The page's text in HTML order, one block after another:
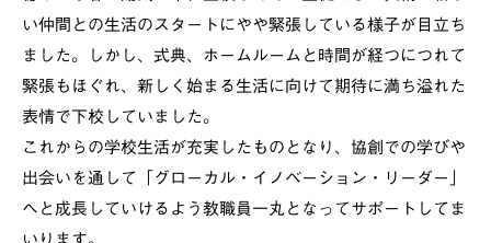
い仲間との生活のスタートにやや緊張している様子が目立ち
ました。しかし、式典、ホームルームと時間が経つにつれて
緊張もほぐれ、新しく始まる生活に向けて期待に満ち溢れた
表情で下校していました。
これからの学校生活が充実したものとなり、協創での学びや
出会いを通して「グローカル・イノベーション・リーダー」
へと成長していけるよう教職員一丸となってサポートしてま
いります。